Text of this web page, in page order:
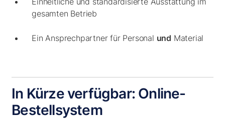
gesamten Betrieb
Ein Ansprechpartner für Personal und Material
In Kürze verfügbar: Online-
Bestellsystem